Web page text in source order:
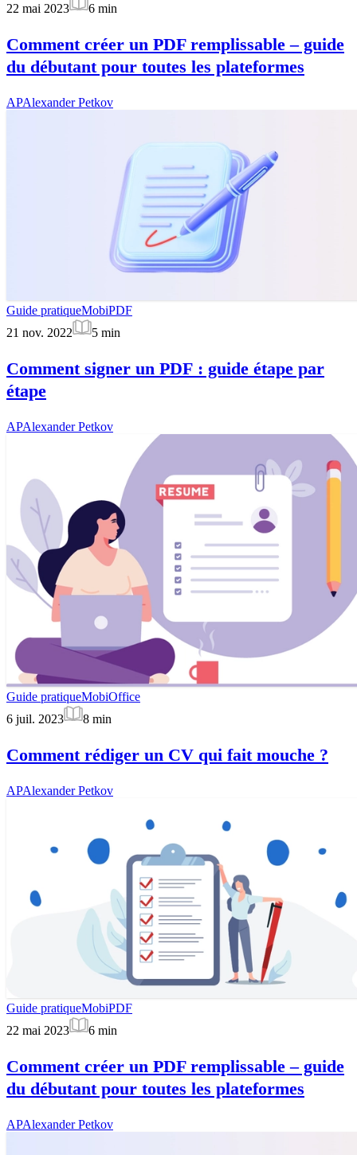
22 mai 2023
6 min
Comment créer un PDF remplissable – guide
du débutant pour toutes les plateformes
APAlexander Petkov
Guide pratiqueMobiPDF
21 nov. 2022
5 min
Comment signer un PDF : guide étape par
étape
APAlexander Petkov
Guide pratiqueMobiOffice
6 juil. 2023
8 min
Comment rédiger un CV qui fait mouche ?
APAlexander Petkov
Guide pratiqueMobiPDF
22 mai 2023
6 min
Comment créer un PDF remplissable – guide
du débutant pour toutes les plateformes
APAlexander Petkov